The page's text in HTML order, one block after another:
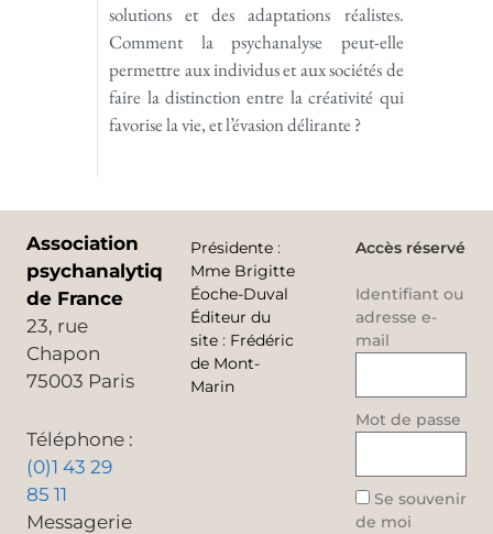
solutions et des adaptations réalistes.
Comment la psychanalyse peut-elle
permettre aux individus et aux sociétés de
faire la distinction entre la créativité qui
favorise la vie, et l’évasion délirante ?
Association
psychanalytique
de France
23, rue
Chapon
75003 Paris
Téléphone :
(0)1 43 29
85 11
Messagerie
Présidente :
Mme Brigitte
Éoche-Duval
Éditeur du
site : Frédéric
de Mont-
Marin
Accès réservé
Identifiant ou
adresse e-
mail
Mot de passe
Se souvenir
de moi